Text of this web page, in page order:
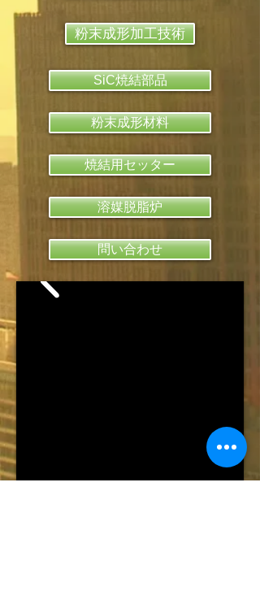
粉末成形加工技術
SiC焼結部品
粉末成形材料
焼結用セッター
溶媒脱脂炉
問い合わせ